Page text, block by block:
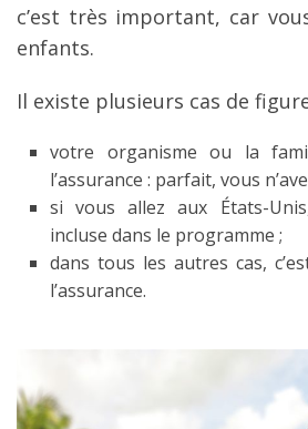
c’est très important, car
enfants.
Il existe plusieurs cas de
votre organisme ou la
l’assurance : parfait, vous
si vous allez aux États-
incluse dans le programme ;
dans tous les autres cas,
l’assurance.